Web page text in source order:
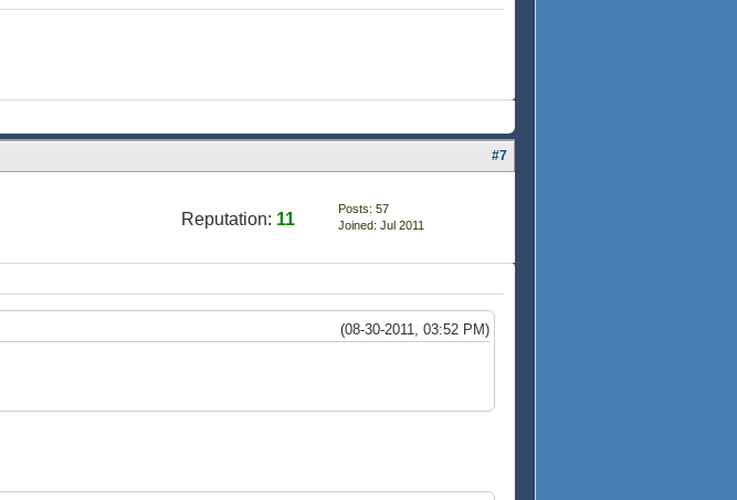
#7
Reputation: 11
Posts: 57
Joined: Jul 2011
(08-30-2011, 03:52 PM)